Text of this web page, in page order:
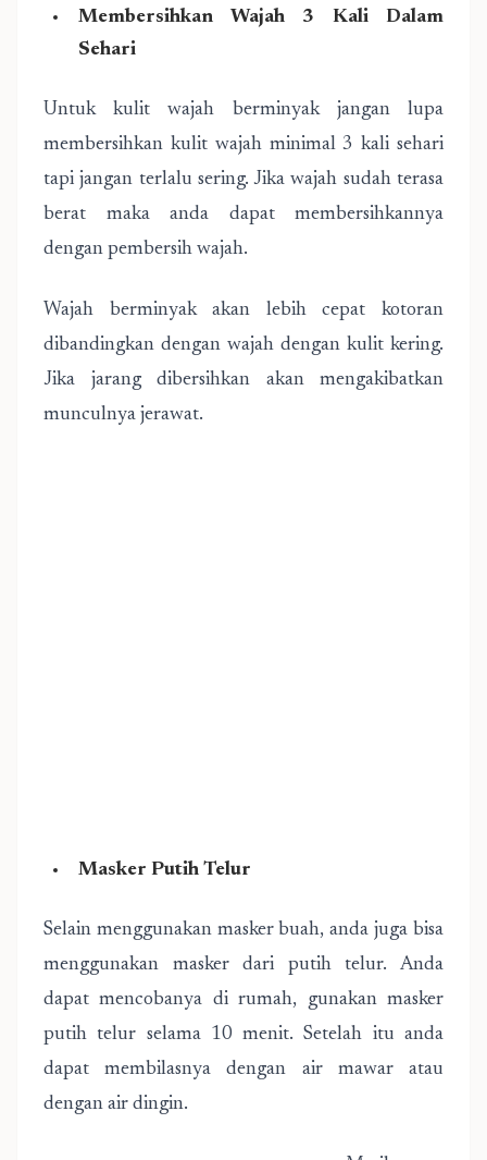
Membersihkan Wajah 3 Kali Dalam
Sehari
Untuk kulit wajah berminyak jangan lupa
membersihkan kulit wajah minimal 3 kali sehari
tapi jangan terlalu sering. Jika wajah sudah terasa
berat maka anda dapat membersihkannya
dengan pembersih wajah.
Wajah berminyak akan lebih cepat kotoran
dibandingkan dengan wajah dengan kulit kering.
Jika jarang dibersihkan akan mengakibatkan
munculnya jerawat.
Masker Putih Telur
Selain menggunakan masker buah, anda juga bisa
menggunakan masker dari putih telur. Anda
dapat mencobanya di rumah, gunakan masker
putih telur selama 10 menit. Setelah itu anda
dapat membilasnya dengan air mawar atau
dengan air dingin.